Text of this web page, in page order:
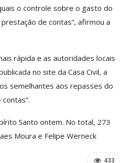
o controle sobre o gasto do
de contas”, afirmou a
rápida e as autoridades locais
no site da Casa Civil, a
semelhantes aos repasses do
Santo ontem. No total, 273
Moura e Felipe Werneck
433